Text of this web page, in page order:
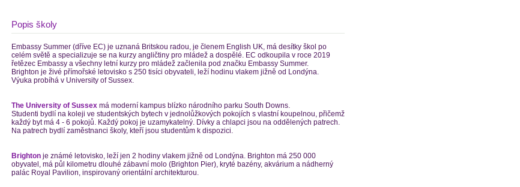
Popis školy
Embassy Summer (dříve EC) je uznaná Britskou radou, je členem English UK, má desítky škol po
celém světě a specializuje se na kurzy angličtiny pro mládež a dospělé. EC odkoupila v roce 2019
řetězec Embassy a všechny letní kurzy pro mládež začlenila pod značku Embassy Summer.
Brighton je živé přímořské letovisko s 250 tisíci obyvateli, leží hodinu vlakem jižně od Londýna.
Výuka probíhá v University of Sussex.
The University of Sussexmá moderní kampus blízko národního parku South Downs.
Studenti bydlí na koleji ve studentských bytech v jednolůžkových pokojích s vlastní koupelnou, přičemž
každý byt má 4 - 6 pokojů. Každý pokoj je uzamykatelný. Dívky a chlapci jsou na oddělených patrech.
Na patrech bydlí zaměstnanci školy, kteří jsou studentům k dispozici.
Brightonje známé letovisko, leží jen 2 hodiny vlakem jižně od Londýna. Brighton má 250 000
obyvatel, má půl kilometru dlouhé zábavní molo (Brighton Pier), kryté bazény, akvárium a nádherný
palác Royal Pavilion, inspirovaný orientální architekturou.